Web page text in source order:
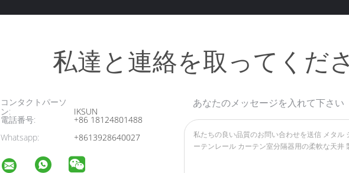
私達と連絡を取ってくだ
コンタクトパーソ
ン:
IKSUN
電話番号:
+86 18124801488
Whatsapp:
+8613928640027
あなたのメッセージを入れて下さい